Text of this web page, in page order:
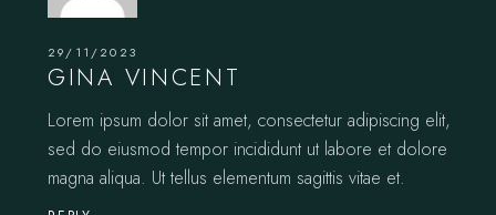
29/11/2023
GINA VINCENT
Lorem ipsum dolor sit amet, consectetur adipiscing elit,
sed do eiusmod tempor incididunt ut labore et dolore
magna aliqua. Ut tellus elementum sagittis vitae et.